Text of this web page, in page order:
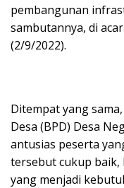
pembangunan
sambutannya, di
(2/9/2022).
Ditempat yang
Desa (BPD) Desa
antusias peserta
tersebut cukup
yang menjadi